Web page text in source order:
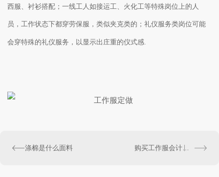
西服、衬衫搭配；一线工人如接运工、火化工等特殊岗位上的人
员，工作状态下都穿劳保服，类似夹克类的；礼仪服务类岗位可能
会穿特殊的礼仪服务，以显示出庄重的仪式感.
涤棉是什么面料